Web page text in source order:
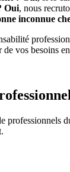
Oui, nous
inconnue
vos besoins